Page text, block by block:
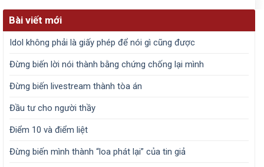
Bài viết mới
Idol không phải là giấy phép để nói gì cũng được
Đừng biến lời nói thành bằng chứng chống lại mình
Đừng biến livestream thành tòa án
Đầu tư cho người thầy
Điểm 10 và điểm liệt
Đừng biến mình thành “loa phát lại” của tin giả